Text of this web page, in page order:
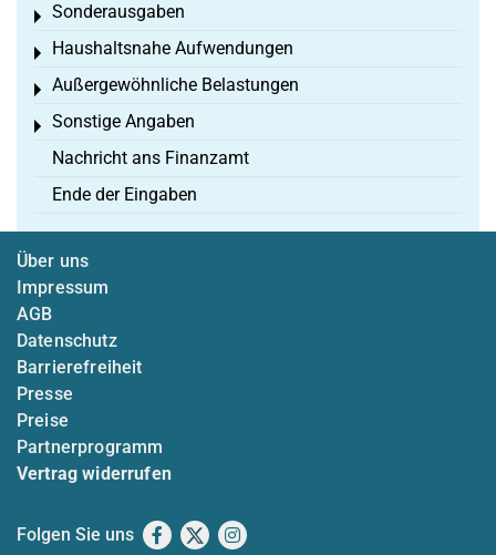
Sonderausgaben
Toggle menu
Haushaltsnahe Aufwendungen
Toggle menu
Außergewöhnliche Belastungen
Toggle menu
Sonstige Angaben
Toggle menu
Nachricht ans Finanzamt
Ende der Eingaben
Über uns
Impressum
AGB
Datenschutz
Barrierefreiheit
Presse
Preise
Partnerprogramm
Vertrag widerrufen
Folgen Sie uns Facebook
X Instagram